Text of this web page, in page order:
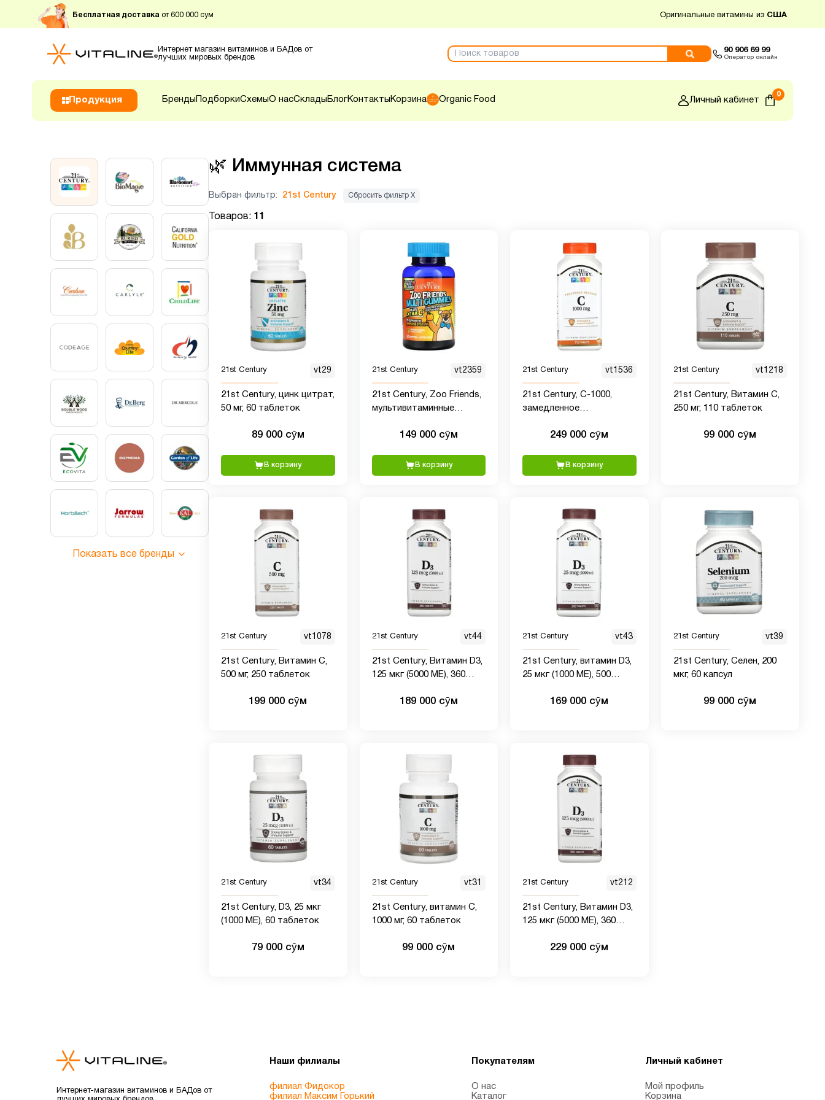
Бесплатная доставка от 600 000 сум Оригинальные витамины из США
Интернет магазин витаминов и БАДов от
лучших мировых брендов
90 906 69 99
Оператор онлайн
Продукция Бренды ПодборкиСхемыО насСклады БлогКонтакты Корзина Organic Food Личный кабинет
0
Показать все бренды
🌿 Иммунная система
Выбран фильтр: 21st Century Сбросить фильтр Х
Товаров: 11
21st Century vt29
21st Century, цинк цитрат,
50 мг, 60 таблеток
89 000 сӯм
В корзину
21st Century vt2359
21st Century, Zoo Friends,
мультивитаминные
мармеладки, витамин C,
таблеток
149 000 сӯм
В корзину
21st Century vt1536
21st Century, С-1000,
замедленное
таблеток249 000 сӯм
В корзину
21st Century vt1218
21st Century, Витамин C,
250 мг, 110 таблеток
99 000 сӯм
21st Century vt1078
21st Century, Витамин C,
500 мг, 250 таблеток
199 000 сӯм
21st Century vt44
21st Century, Витамин D3,
125 мкг (5000 МЕ), 360
189 000 сӯм
21st Century vt43
21st Century, витамин D3,
25 мкг (1000 МЕ), 500
169 000 сӯм
21st Century vt39
21st Century, Селен, 200
мкг, 60 капсул
99 000 сӯм
21st Century vt34
21st Century, D3, 25 мкг
(1000 МЕ), 60 таблеток
79 000 сӯм
21st Century vt31
21st Century, витамин C,
1000 мг, 60 таблеток
99 000 сӯм
21st Century vt212
21st Century, Витамин D3,
125 мкг (5000 МЕ), 360
229 000 сӯм
Интернет-магазин витаминов и БАДов от
Наши филиалы
филиал Фидокор
филиал Максим Горький
Покупателям
О нас
Каталог
Личный кабинет
Мой профиль
Корзина